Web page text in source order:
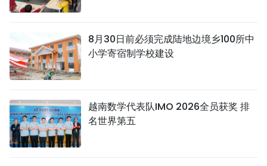
8月30日前必须完成陆地边境乡100所中
小学寄宿制学校建设
越南数学代表队IMO 2026全员获奖 排
名世界第五